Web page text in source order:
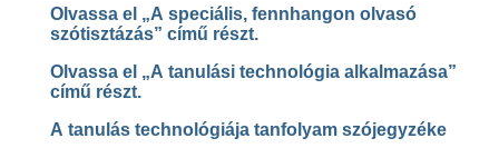
Olvassa el „A speciális, fennhangon olvasó
szótisztázás” című részt.
Olvassa el „A tanulási technológia alkalmazása”
című részt.
A tanulás technológiája tanfolyam szójegyzéke